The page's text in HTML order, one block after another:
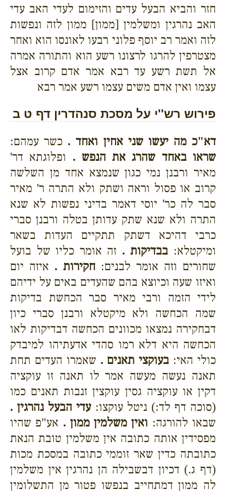
חזר והביא הבעל עדים והזימום לעדי האב עדי
האב נהרגין ומשלמין [ממון] ממון לזה ונפשות
לזה ואמר רב יוסף פלוני רבעו לאונסו הוא ואחר
מצטרפין להרגו לרצונו רשע הוא והתורה אמרה
אל תשת רשע עד רבא אמר אדם קרוב אצל
עצמו ואין אדם משים עצמו רשע אמר רבא
פירוש רש''י על מסכת סנהדרין דף ט ב
דא"כ מה יעשו שני אחין ואחד . כשר עמהם:
שראו באחד שהרג את הנפש . ופלוגתא דר'
מאיר ורבנן נמי כגון שנמצא אחד מן השלשה
קרוב או פסול וראה ושתק ולא התרה ר' מאיר
סבר לה כר' יוסי דאמר בדיני נפשות לא שנא
התרה ולא שנא שתק עדותן בטלה ורבנן סברי
כרבי דהיכא דשתק תתקיים העדות בשאר
ומיקטלא: בבדיקות . זה אומר כליו של בועל
שחורים וזה אומר לבנים: חקירות . איזה יום
ואיזו שעה וכיוצא בהם שהעדים באים על ידיהם
לידי הזמה ורבי מאיר סבר הכחשת בדיקות
שמה הכחשה ולא מיקטלא ורבנן סברי כיון
דבחקירה נמצאו מכוונים הכחשה דבדיקות לאו
הכחשה היא דלא רמו סהדי אדעתיהו למיבדק
כולי האי: בעוקצי תאנים . שאמרו העדים תחת
תאנה נעשה מעשה אמר לו תאנה זו עוקציה
דקין או עוקציה גסין עוקצין זנבות תאנים כמו
(סוכה דף לד:) ניטל עוקצו:עדי הבעל נהרגין .
שבאו להורגה: ואין משלמין ממון . אע"פ שהיו
מפסידין אותה כתובה אין משלמין טובת הנאת
כתובתה כדין שאר זוממי כתובה במסכת מכות
(דף ג.) דכיון דבשבילה הן נהרגין אין משלמין
לה ממון דמתחייב בנפשו פטור מן התשלומין